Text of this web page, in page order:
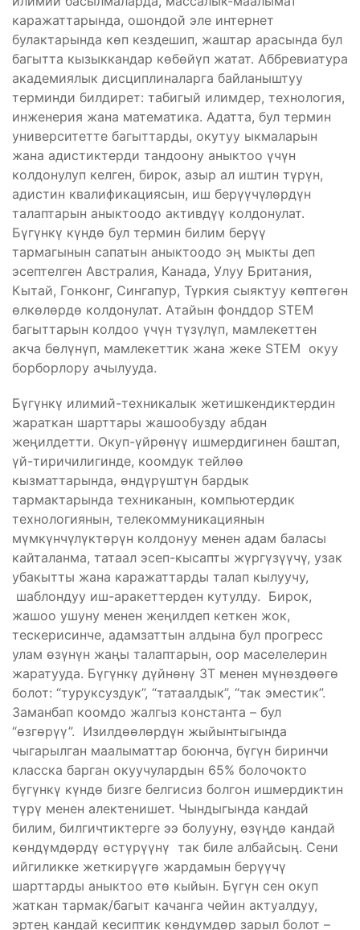
каражаттарында, ошондой эле интернет
булактарында көп кездешип, жаштар арасында бул
багытта кызыккандар көбөйүп жатат. Аббревиатура
академиялык дисциплиналарга байланыштуу
терминди билдирет: табигый илимдер, технология,
инженерия жана математика. Адатта, бул термин
университетте багыттарды, окутуу ыкмаларын
жана адистиктерди тандоону аныктоо үчүн
колдонулуп келген, бирок, азыр ал иштин түрүн,
адистин квалификациясын, иш берүүчүлөрдүн
талаптарын аныктоодо активдүү колдонулат.
Бүгүнкү күндө бул термин билим берүү
тармагынын сапатын аныктоодо эң мыкты деп
эсептелген Австралия, Канада, Улуу Британия,
Кытай, Гонконг, Сингапур, Түркия сыяктуу көптөгөн
өлкөлөрдө колдонулат. Атайын фонддор STEM
багыттарын колдоо үчүн түзүлүп, мамлекеттен
акча бөлүнүп, мамлекеттик жана жеке STEM окуу
борборлору ачылууда.
Бүгүнкү илимий-техникалык жетишкендиктердин
жараткан шарттары жашообузду абдан
жеңилдетти. Окуп-үйрөнүү ишмердигинен баштап,
үй-тиричилигинде, коомдук тейлөө
кызматтарында, өндүрүштүн бардык
тармактарында техниканын, компьютердик
технологиянын, телекоммуникациянын
мүмкүнчүлүктөрүн колдонуу менен адам баласы
кайталанма, татаал эсеп-кысапты жүргүзүүчү, узак
убакытты жана каражаттарды талап кылуучу,
шаблондуу иш-аракеттерден кутулду. Бирок,
жашоо ушуну менен жеңилдеп кеткен жок,
тескерисинче, адамзаттын алдына бул прогресс
улам өзүнүн жаңы талаптарын, оор маселелерин
жаратууда. Бүгүнкү дүйнөнү 3T менен мүнөздөөгө
болот: “туруксуздук”, “татаалдык”, “так эместик”.
Заманбап коомдо жалгыз константа – бул
“өзгөрүү”. Изилдөөлөрдүн жыйынтыгында
чыгарылган маалыматтар боюнча, бүгүн биринчи
класска барган окуучулардын 65% болочокто
бүгүнкү күндө бизге белгисиз болгон ишмердиктин
түрү менен алектенишет. Чындыгында кандай
билим, билгичтиктерге ээ болууну, өзүңдө кандай
көндүмдөрдү өстүрүүнү так биле албайсың. Сени
ийгиликке жеткирүүгө жардамын берүүчү
шарттарды аныктоо өтө кыйын. Бүгүн сен окуп
жаткан тармак/багыт качанга чейин актуалдуу,
эртең кандай кесиптик көндүмдөр зарыл болот –